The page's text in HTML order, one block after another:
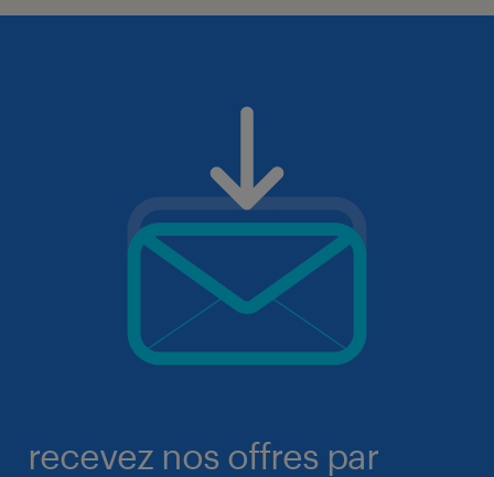
recevez nos offres par